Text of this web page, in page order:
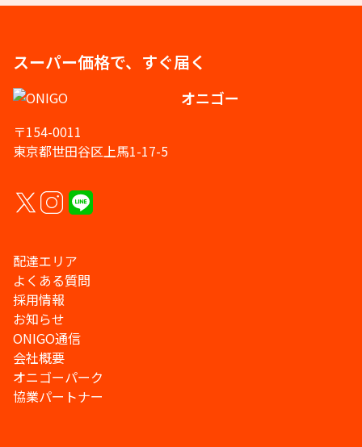
スーパー価格で、すぐ届く
オニゴー
〒154-0011
東京都世田谷区上馬1-17-5
配達エリア
よくある質問
採用情報
お知らせ
ONIGO通信
会社概要
オニゴーパーク
協業パートナー